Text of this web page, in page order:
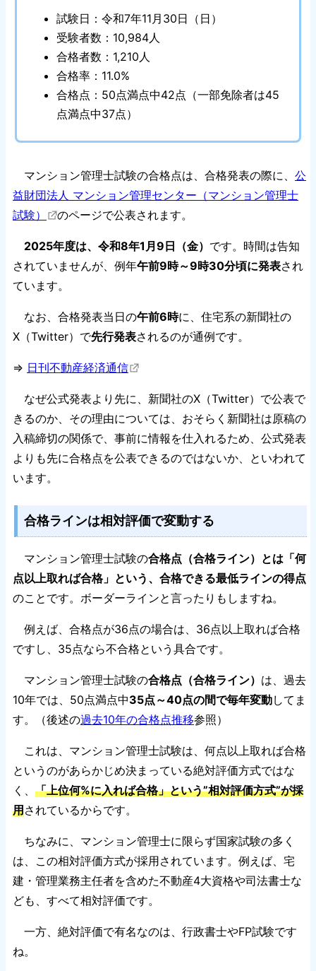
試験日：令和7年11月30日（日）
受験者数：10,984人
合格者数：1,210人
合格率：11.0%
合格点：50点満点中42点（一部免除者は45
点満点中37点）
マンション管理士試験の合格点は、合格発表の際に、 公
益財団法人 マンション管理センター（マンション管理士
試験）
のページで公表されます。
2025年度は、令和8年1月9日（金） です。時間は告知
されていませんが、例年午前9時～9時30分頃に発表され
ています。
なお、合格発表当日の午前6時に、住宅系の新聞社の
X（Twitter）で先行発表されるのが通例です。
⇒ 日刊不動産経済通信
なぜ公式発表より先に、新聞社のX（Twitter）で公表で
きるのか、その理由については、おそらく新聞社は原稿の
入稿締切の関係で、事前に情報を仕入れるため、公式発表
よりも先に合格点を公表できるのではないか、といわれて
います。
合格ラインは相対評価で変動する
マンション管理士試験の合格点（合格ライン）とは「何
点以上取れば合格」という、合格できる最低ラインの得点
のことです。ボーダーラインと言ったりもしますね。
例えば、合格点が36点の場合は、36点以上取れば合格
ですし、35点なら不合格という具合です。
マンション管理士試験の合格点（合格ライン） は、過去
10年では、50点満点中35点～40点の間で毎年変動してま
す。（後述の過去10年の合格点推移参照）
これは、マンション管理士試験は、何点以上取れば合格
というのがあらかじめ決まっている絶対評価方式ではな
く、 「上位何%に入れば合格」という”相対評価方式”が採
用されているからです。
ちなみに、マンション管理士に限らず国家試験の多く
は、この相対評価方式が採用されています。例えば、宅
建・管理業務主任者を含めた不動産4大資格や司法書士な
ども、すべて相対評価です。
一方、絶対評価で有名なのは、行政書士やFP試験です
ね。